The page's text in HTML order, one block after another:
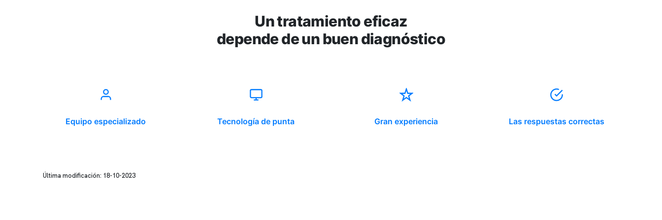
Un tratamiento eficaz
depende de un buen diagnóstico
Equipo especializado Tecnología de punta Gran experiencia Las respuestas correctas
Última modificación: 18-10-2023